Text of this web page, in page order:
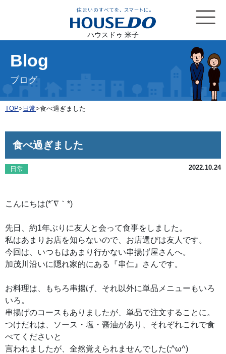
ハウスドゥ 米子
Blog
ブログ
TOP> 日常>食べ過ぎました
食べ過ぎました
日常 2022.10.24
こんにちは(*´∇｀*)
先日、約1年ぶりに友人と会って食事をしました。
私はあまりお店を知らないので、お店選びは友人です。
今回は、いつもはあまり行かない串揚げ屋さんへ。
加茂川沿いに隠れ家的にある『串仁』さんです。
お料理は、もちろ串揚げ、それ以外に単品メニューもいろ
いろ。
串揚げのコースもありましたが、単品で注文することに。
つけだれは、ソース・塩・醤油があり、それぞれこれで食
べてくださいと
言われましたが、全然覚えられませんでした(;^ω^)